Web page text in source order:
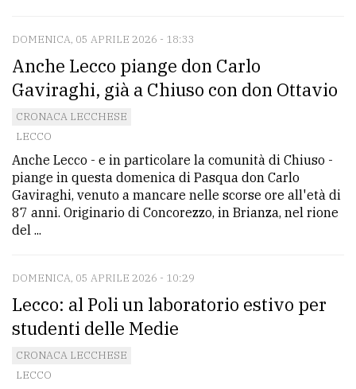
DOMENICA, 05 APRILE 2026 - 18:33
Anche Lecco piange don Carlo
Gaviraghi, già a Chiuso con don Ottavio
CRONACA LECCHESE
LECCO
Anche Lecco - e in particolare la comunità di Chiuso -
piange in questa domenica di Pasqua don Carlo
Gaviraghi, venuto a mancare nelle scorse ore all'età di
87 anni. Originario di Concorezzo, in Brianza, nel rione
del ...
DOMENICA, 05 APRILE 2026 - 10:29
Lecco: al Poli un laboratorio estivo per
studenti delle Medie
CRONACA LECCHESE
LECCO